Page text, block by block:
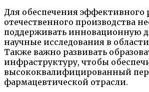
Для обеспечения эффективного
отечественного производства
поддерживать инновационную
научные исследования в
Также важно развивать
инфраструктуру, чтобы
высококвалифицированный
фармацевтической отрасли.